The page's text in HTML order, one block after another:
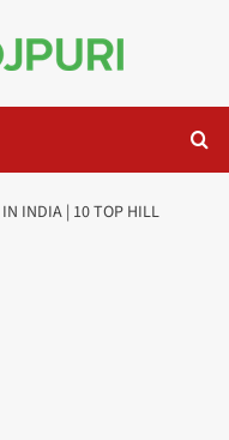
INDIA | 10 TOP HILL